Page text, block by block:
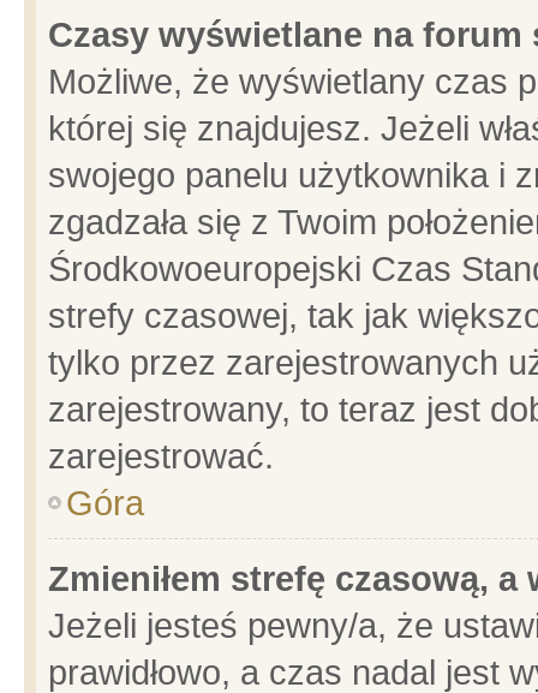
Czasy wyświetlane na forum
Możliwe, że wyświetlany czas
której się znajdujesz. Jeżeli
swojego panelu użytkownika i
zgadzała się z Twoim
Środkowoeuropejski Czas
strefy czasowej, tak jak
tylko przez zarejestrowanych
zarejestrowany, to teraz jest
zarejestrować.
Góra
Zmieniłem strefę czasową,
Jeżeli jesteś pewny/a, że
prawidłowo, a czas nadal jest